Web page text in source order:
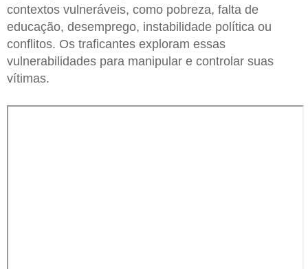
contextos vulneráveis, como pobreza, falta de
educação, desemprego, instabilidade política ou
conflitos. Os traficantes exploram essas
vulnerabilidades para manipular e controlar suas
vítimas.